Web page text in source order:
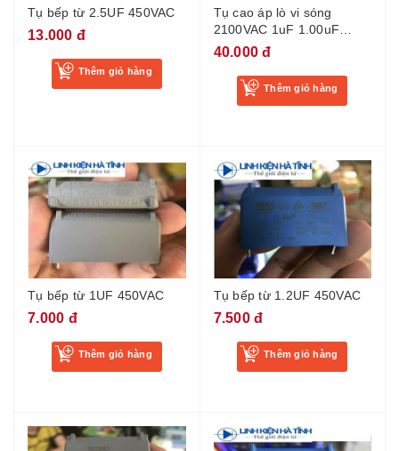
Tụ bếp từ 2.5UF 450VAC
13.000 đ
Thêm giỏ hàng
Tụ cao áp lò vi sóng
2100VAC 1uF 1.00uF
2K1V chất lượng cao
40.000 đ
Thêm giỏ hàng
Tụ bếp từ 1UF 450VAC
7.000 đ
Thêm giỏ hàng
Tụ bếp từ 1.2UF 450VAC
7.500 đ
Thêm giỏ hàng